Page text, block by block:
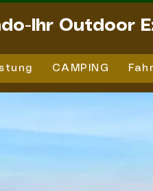
Ihr Outdoor
CAMPING